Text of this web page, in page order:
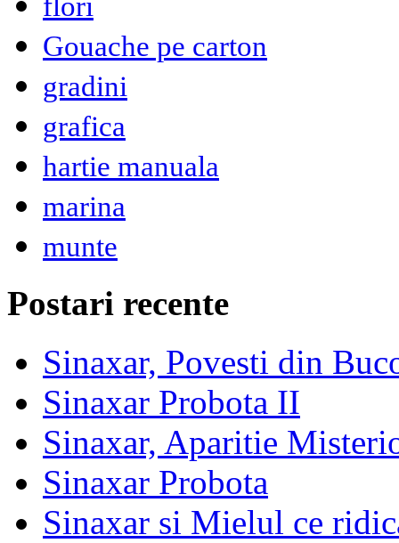
Gouache pe carton
gradini
grafica
hartie manuala
marina
munte
Postari recente
Sinaxar, Povesti din
Sinaxar Probota II
Sinaxar, Aparitie
Sinaxar Probota
Sinaxar si Mielul ce